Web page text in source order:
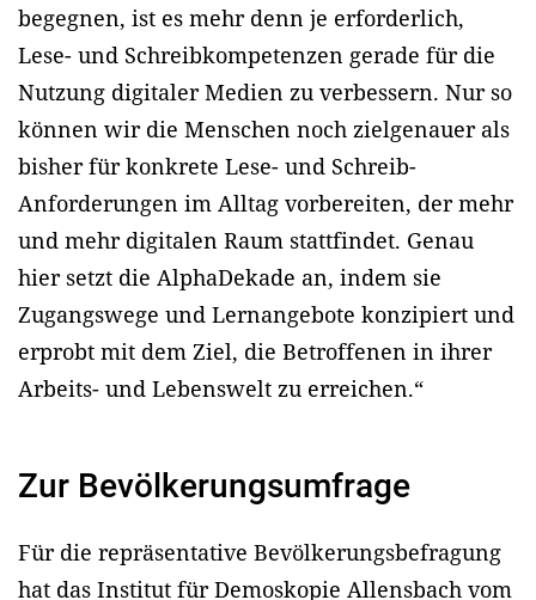
begegnen, ist es mehr denn je erforderlich,
Lese- und Schreibkompetenzen gerade für die
Nutzung digitaler Medien zu verbessern. Nur so
können wir die Menschen noch zielgenauer als
bisher für konkrete Lese- und Schreib-
Anforderungen im Alltag vorbereiten, der mehr
und mehr digitalen Raum stattfindet. Genau
hier setzt die AlphaDekade an, indem sie
Zugangswege und Lernangebote konzipiert und
erprobt mit dem Ziel, die Betroffenen in ihrer
Arbeits- und Lebenswelt zu erreichen.“
Zur Bevölkerungsumfrage
Für die repräsentative Bevölkerungsbefragung
hat das Institut für Demoskopie Allensbach vom